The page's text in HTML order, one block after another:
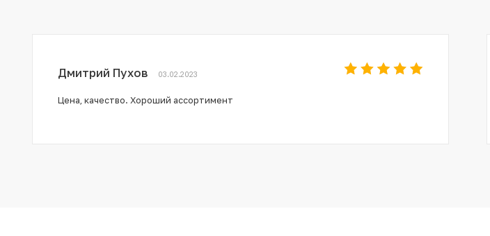
Дмитрий Пухов 03.02.2023
Цена, качество. Хороший ассортимент